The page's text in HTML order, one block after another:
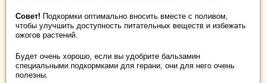
Совет! Подкормки оптимально вносить вместе с поливом,
чтобы улучшить доступность питательных веществ и избежать
ожогов растений.
Будет очень хорошо, если вы удобрите бальзамин
специальными подкормками для герани, они для него очень
полезны.